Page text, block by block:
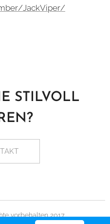
JackViper/
STILVOLL
vorbehalten 2017